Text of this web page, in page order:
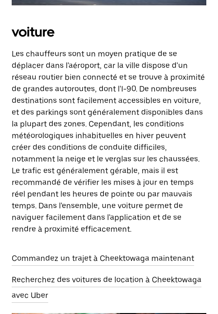
voiture
Les chauffeurs sont un moyen pratique de se
déplacer dans l'aéroport, car la ville dispose d'un
réseau routier bien connecté et se trouve à proximité
de grandes autoroutes, dont l'I-90. De nombreuses
destinations sont facilement accessibles en voiture,
et des parkings sont généralement disponibles dans
la plupart des zones. Cependant, les conditions
météorologiques inhabituelles en hiver peuvent
créer des conditions de conduite difficiles,
notamment la neige et le verglas sur les chaussées.
Le trafic est généralement gérable, mais il est
recommandé de vérifier les mises à jour en temps
réel pendant les heures de pointe ou par mauvais
temps. Dans l'ensemble, une voiture permet de
naviguer facilement dans l'application et de se
rendre à proximité efficacement.
Commandez un trajet à Cheektowaga maintenant
Recherchez des voitures de location à Cheektowaga
avec Uber